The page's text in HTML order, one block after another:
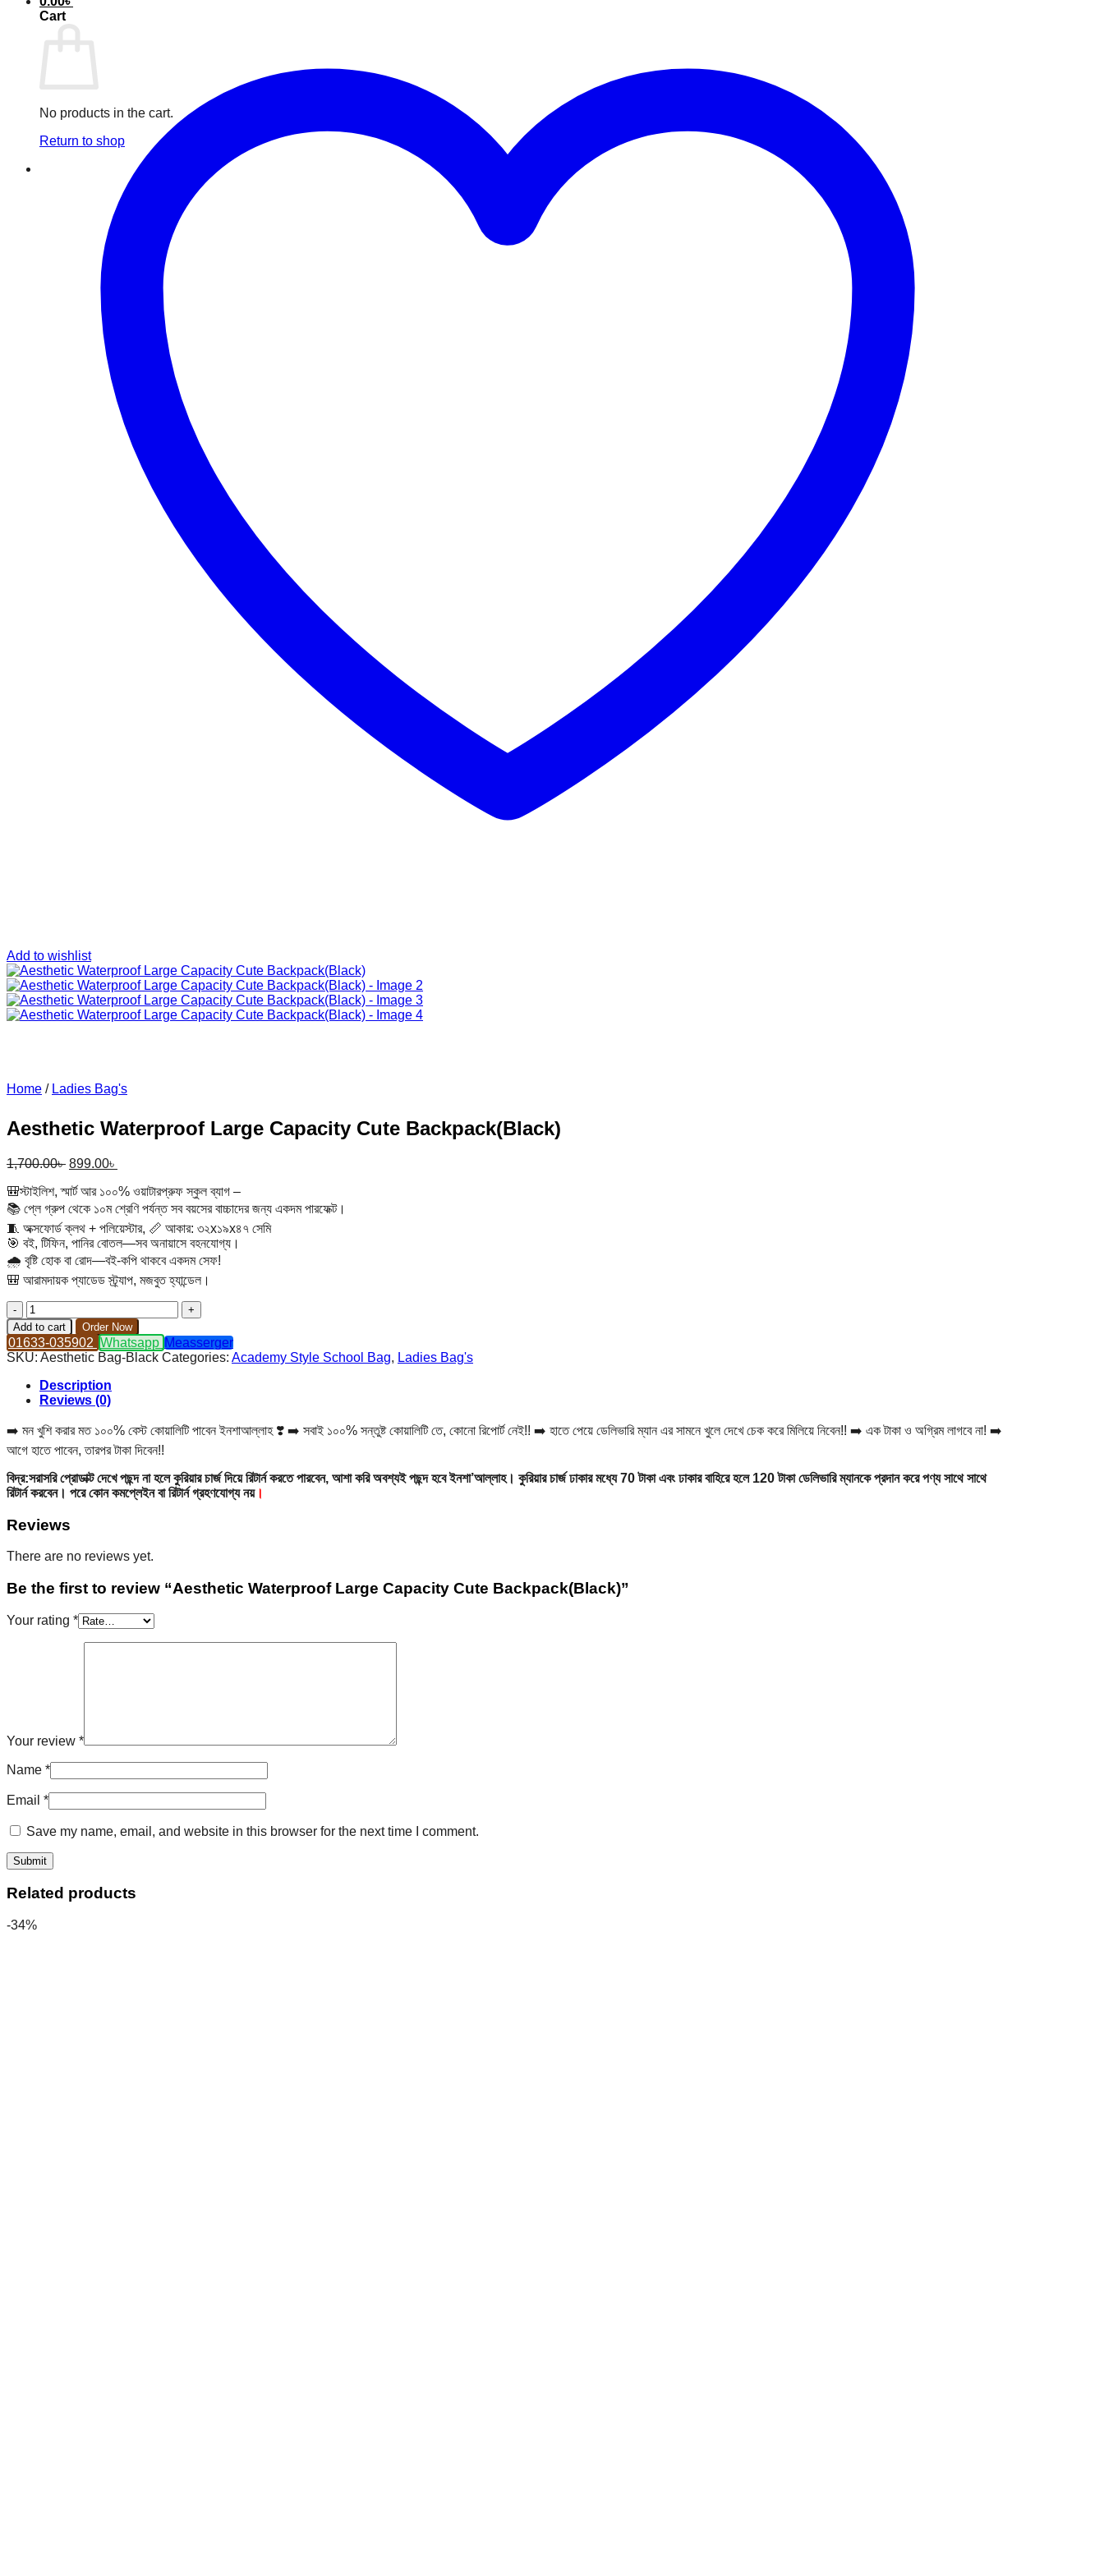
Cart
No products in the cart.
Return to shop
Add to wishlist
Home / Ladies Bag's
Aesthetic Waterproof Large Capacity Cute Backpack(Black)
1,700.00৳ Original
was:
1,700.00৳ .
899.00৳
is:
899.00৳ .
🎒স্টাইলিশ, স্মার্ট আর ১০০% ওয়াটারপ্রুফ স্কুল ব্যাগ –
📚 প্লে গ্রুপ থেকে ১০ম শ্রেণি পর্যন্ত সব বয়সের বাচ্চাদের জন্য একদম পারফেক্ট।
🧵 অক্সফোর্ড ক্লথ + পলিয়েস্টার, 📏 আকার: ৩২x১৯x৪৭ সেমি
🎯 বই, টিফিন, পানির বোতল—সব অনায়াসে বহনযোগ্য।
🌧️ বৃষ্টি হোক বা রোদ—বই-কপি থাকবে একদম সেফ!
🎒 আরামদায়ক প্যাডেড স্ট্র্যাপ, মজবুত হ্যান্ডেল।
Aesthetic
Waterproof
Large
Capacity
Cute
Backpack(Black)
quantity
Add to cart Order Now
01633-035902 Whatsapp Measserger
SKU: Aesthetic Bag-Black Categories: Academy Style School Bag, Ladies Bag's
Description
Reviews (0)
➡️ মন খুশি করার মত ১০০% বেস্ট কোয়ালিটি পাবেন ইনশাআল্লাহ ❣️ ➡️ সবাই ১০০% সন্তুষ্ট কোয়ালিটি তে, কোনো রিপোর্ট নেই!! ➡️ হাতে পেয়ে ডেলিভারি ম্যান এর সামনে খুলে দেখে চেক করে মিলিয়ে নিবেন!! ➡️ এক টাকা ও অগ্রিম লাগবে না! ➡️
আগে হাতে পাবেন, তারপর টাকা দিবেন!!
বিদ্র:সরাসরি প্রোডাক্ট দেখে পছন্দ না হলে কুরিয়ার চার্জ দিয়ে রিটার্ন করতে পারবেন, আশা করি অবশ্যই পছন্দ হবে ইনশা’আল্লাহ। কুরিয়ার চার্জ ঢাকার মধ্যে 70 টাকা এবং ঢাকার বাহিরে হলে 120 টাকা ডেলিভারি ম্যানকে প্রদান করে পণ্য সাথে সাথে
রিটার্ন করবেন। পরে কোন কমপ্লেইন বা রিটার্ন গ্রহণযোগ্য নয়।
Reviews
There are no reviews yet.
Be the first to review “Aesthetic Waterproof Large Capacity Cute Backpack(Black)”
Your rating *
Your review *
Name *
Email *
Save my name, email, and website in this browser for the next time I comment.
Related products
-34%